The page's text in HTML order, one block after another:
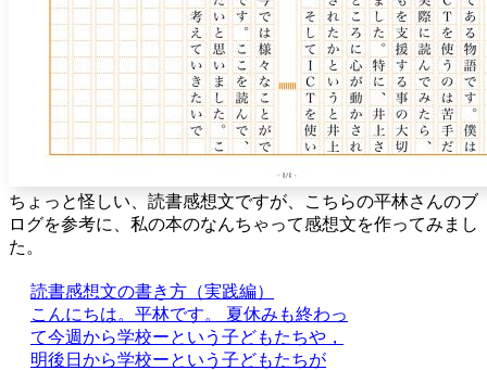
ちょっと怪しい、読書感想文ですが、こちらの平林さんのブ
ログを参考に、私の本のなんちゃって感想文を作ってみまし
た。
読書感想文の書き方（実践編）
こんにちは。平林です。 夏休みも終わっ
て今週から学校ーという子どもたちや，
明後日から学校ーという子どもたちが